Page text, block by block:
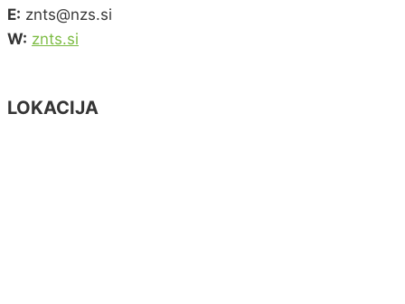
E: znts@nzs.si
W: znts.si
LOKACIJA